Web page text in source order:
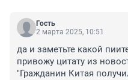
наши азиаты, и налоги
не будут попадать в
Гость
2 марта 2025, 10:51
да и заметьте какой
привожу цитату из
"Гражданин Китая